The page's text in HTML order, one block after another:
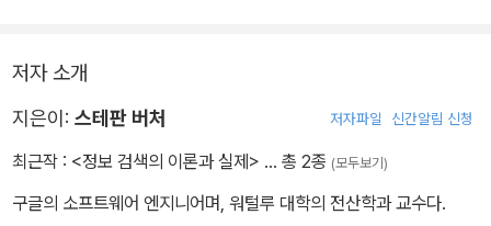
이 잘 동작하는지 이해할 수 있게 설명한다. 성능 평가를 다룬 두 개의
장에서는 검색엔진을 평가하는 방법론적이면서 통계적인 기초를 제
개선되는지와 같은 의사 결정을 할 수 있다. 분류를 다루는 장에서는
특정 언어로 된 문서만 검색하거나 부적절한 내용을 검색 결과에서
저자 소개
지은이: 스테판 버처 저자파일 신간알림 신청
최근작 : <정보 검색의 이론과 실제> … 총 2종 (모두보기)
구글의 소프트웨어 엔지니어며, 워털루 대학의 전산학과 교수다.